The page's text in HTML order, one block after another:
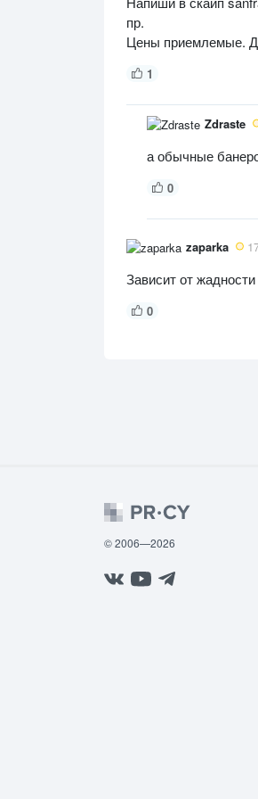
пр.
Цены приемлемые.
1
Zdraste
а обычные
0
zaparka
Зависит от
0
© 2006—2026